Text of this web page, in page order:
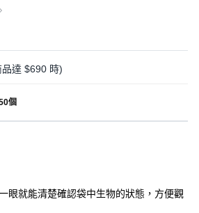
達 $690 時)
個
眼就能清楚確認袋中生物的狀態，方便觀